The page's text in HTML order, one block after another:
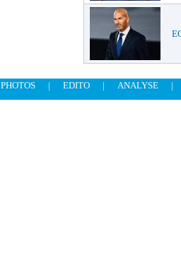
PHOTOS | EDITO | ANALYSE
|